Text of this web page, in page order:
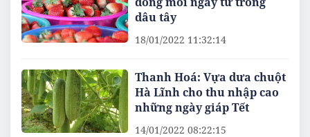
dâu tây
18/01/2022 11:32:14
Thanh Hoá: Vựa dưa chuột
Hà Lĩnh cho thu nhập cao
những ngày giáp Tết
14/01/2022 08:22:15